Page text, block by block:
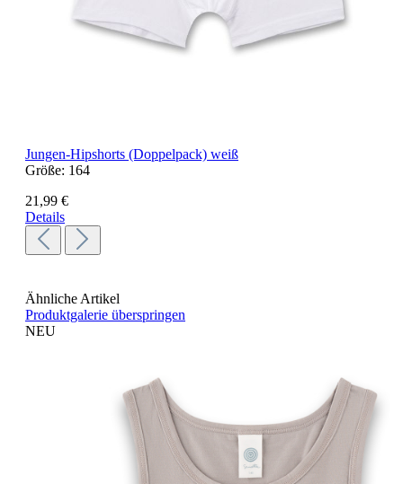
Jungen-Hipshorts (Doppelpack) weiß
Größe: 164
21,99 €
Details
Ähnliche Artikel
Produktgalerie überspringen
NEU